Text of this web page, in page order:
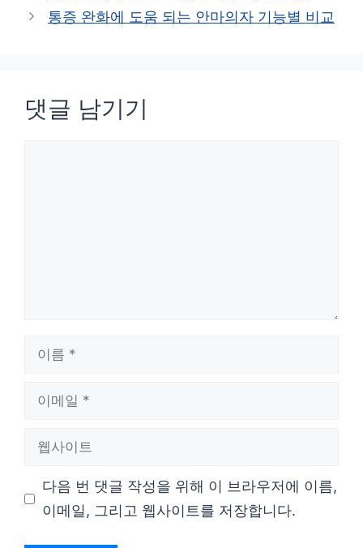
리
통증 완화에 도움 되는 안마의자 기능별 비교
댓글 남기기
다음 번 댓글 작성을 위해 이 브라우저에 이름,
이메일, 그리고 웹사이트를 저장합니다.